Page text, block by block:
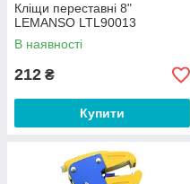
Кліщи переставні 8"
LEMANSO LTL90013
В наявності
212 ₴
Купити